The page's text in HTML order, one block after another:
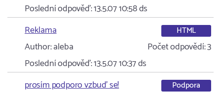
Poslední odpověď:13.5.07 10:58ds
Reklama
HTML
Author:aleba Počet odpovědí:3
Poslední odpověď:13.5.07 10:37ds
prosím podporo vzbuď se!
Podpora